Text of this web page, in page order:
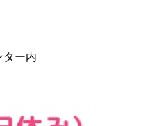
ター内